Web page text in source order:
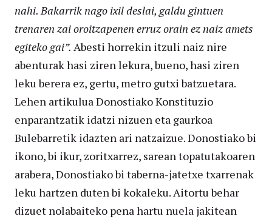
nahi. Bakarrik nago ixil deslai, galdu gintuen
trenaren zai oroitzapenen erruz orain ez naiz amets
egiteko gai”. Abesti horrekin itzuli naiz nire
abenturak hasi ziren lekura, bueno, hasi ziren
leku berera ez, gertu, metro gutxi batzuetara.
Lehen artikulua Donostiako Konstituzio
enparantzatik idatzi nizuen eta gaurkoa
Bulebarretik idazten ari natzaizue. Donostiako bi
ikono, bi ikur, zoritxarrez, sarean topatutakoaren
arabera, Donostiako bi taberna-jatetxe txarrenak
leku hartzen duten bi kokaleku. Aitortu behar
dizuet nolabaiteko pena hartu nuela jakitean